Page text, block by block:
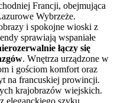
Francji, obejmująca
Wybrzeże.
i spokojne wioski z
sprawiają wspaniałe
łączy się
. Wnętrza urządzone w
i gościom komfort oraz
na francuskiej prowincji.
krajobrazów wiejskich.